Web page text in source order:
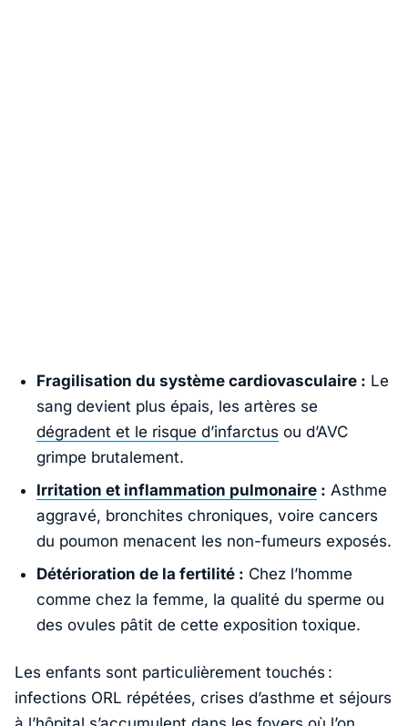
Fragilisation du système cardiovasculaire : Le
sang devient plus épais, les artères se
dégradent et le risque d’infarctus ou d’AVC
grimpe brutalement.
Irritation et inflammation pulmonaire : Asthme
aggravé, bronchites chroniques, voire cancers
du poumon menacent les non-fumeurs exposés.
Détérioration de la fertilité : Chez l’homme
comme chez la femme, la qualité du sperme ou
des ovules pâtit de cette exposition toxique.
Les enfants sont particulièrement touchés :
infections ORL répétées, crises d’asthme et séjours